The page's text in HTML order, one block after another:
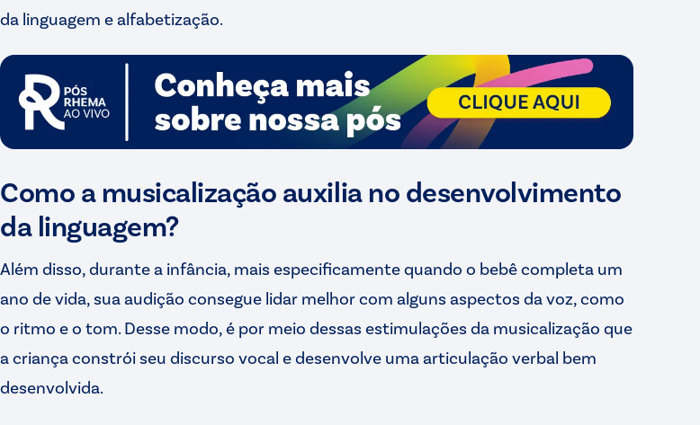
da linguagem e alfabetização.
Como a musicalização auxilia no desenvolvimento
da linguagem?
Além disso, durante a infância, mais especificamente quando o bebê completa um
ano de vida, sua audição consegue lidar melhor com alguns aspectos da voz, como
o ritmo e o tom. Desse modo, é por meio dessas estimulações da musicalização que
a criança constrói seu discurso vocal e desenvolve uma articulação verbal bem
desenvolvida.